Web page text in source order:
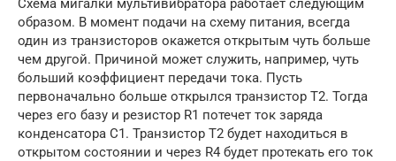
Схема мигалки мультивибратора работает следующим
образом. В момент подачи на схему питания, всегда
один из транзисторов окажется открытым чуть больше
чем другой. Причиной может служить, например, чуть
больший коэффициент передачи тока. Пусть
первоначально больше открылся транзистор Т2. Тогда
через его базу и резистор R1 потечет ток заряда
конденсатора С1. Транзистор Т2 будет находиться в
открытом состоянии и через R4 будет протекать его ток